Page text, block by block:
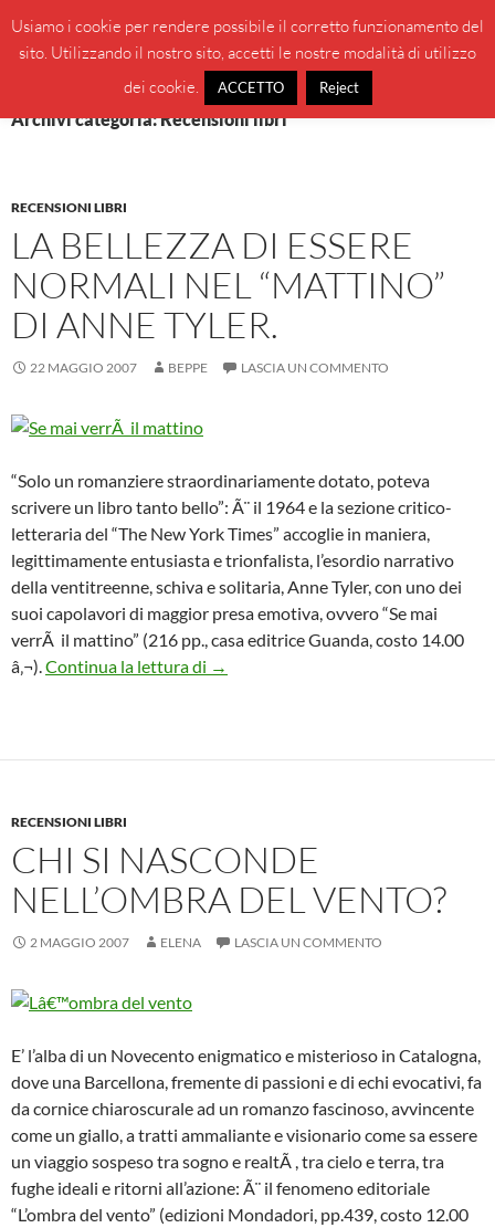
contenuto
BeppeBlog
MENU
Archivi categoria: Recensioni libri
RECENSIONI LIBRI
LA BELLEZZA DI ESSERE
NORMALI NEL “MATTINO”
DI ANNE TYLER.
22 MAGGIO 2007 BEPPE LASCIA UN COMMENTO
“Solo un romanziere straordinariamente dotato, poteva
scrivere un libro tanto bello”: Ã¨ il 1964 e la sezione critico-
letteraria del “The New York Times” accoglie in maniera,
legittimamente entusiasta e trionfalista, l’esordio narrativo
della ventitreenne, schiva e solitaria, Anne Tyler, con uno dei
suoi capolavori di maggior presa emotiva, ovvero “Se mai
verrÃ il mattino” (216 pp., casa editrice Guanda, costo 14.00
â‚¬).Continua la lettura di La bellezza di essere normali nel
→
RECENSIONI LIBRI
CHI SI NASCONDE
NELL’OMBRA DEL VENTO?
2 MAGGIO 2007 ELENA LASCIA UN COMMENTO
E’ l’alba di un Novecento enigmatico e misterioso in Catalogna,
dove una Barcellona, fremente di passioni e di echi evocativi, fa
da cornice chiaroscurale ad un romanzo fascinoso, avvincente
come un giallo, a tratti ammaliante e visionario come sa essere
un viaggio sospeso tra sogno e realtÃ , tra cielo e terra, tra
fughe ideali e ritorni all’azione: Ã¨ il fenomeno editoriale
“L’ombra del vento” (edizioni Mondadori, pp.439, costo 12.00
Usiamo i cookie per rendere possibile il corretto funzionamento del
sito. Utilizzando il nostro sito, accetti le nostre modalità di utilizzo
dei cookie.
ACCETTO Reject